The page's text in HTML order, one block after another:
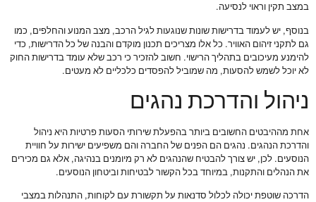
במצב תקין וראוי לנסיעה.
בנוסף, יש לעמוד בדרישות שונות שנוגעות לגיל הרכב, מצב המנוע והחלפים, כמו
גם לתקני זיהום האוויר. כל אלו מצריכים תכנון מוקדם והבנה של כל הדרישות, כדי
להימנע מעיכובים בתהליך הרישוי. חשוב להזכיר כי רכב שלא עומד בדרישות החוק
לא יוכל לשמש להסעות, מה שמוביל להפסדים כלכליים לא מעטים.
ניהול והדרכת נהגים
אחת מההיבטים החשובים ביותר בהפעלת שירותי הסעות פרטיות היא ניהול
והדרכת הנהגים. נהגים הם הפנים של החברה והם משפיעים ישירות על חוויית
הנוסעים. לכן, יש צורך להבטיח שהנהגים לא רק מיומנים בנהיגה, אלא גם מכירים
את הנהלים והתקנות, במיוחד בכל הקשור לבטיחות וביטחון הנוסעים.
הדרכה שוטפת יכולה לכלול סדנאות על תקשורת עם לקוחות, התנהלות במצבי